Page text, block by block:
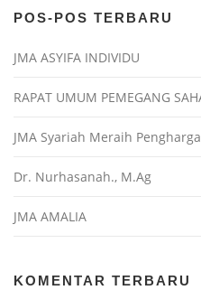
POS-POS TERBARU
JMA ASYIFA INDIVIDU
RAPAT UMUM PEMEGANG
JMA Syariah Meraih
Dr. Nurhasanah., M.Ag
JMA AMALIA
KOMENTAR TERBARU